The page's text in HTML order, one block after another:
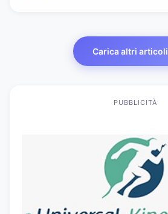
Carica altri articoli
PUBBLICITÀ